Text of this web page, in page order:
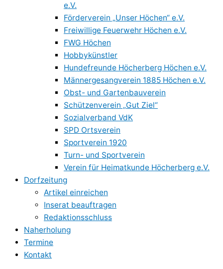
e.V.
Förderverein „Unser Höchen“ e.V.
Freiwillige Feuerwehr Höchen e.V.
FWG Höchen
Hobbykünstler
Hundefreunde Höcherberg Höchen e.V.
Männergesangverein 1885 Höchen e.V.
Obst- und Gartenbauverein
Schützenverein „Gut Ziel“
Sozialverband VdK
SPD Ortsverein
Sportverein 1920
Turn- und Sportverein
Verein für Heimatkunde Höcherberg e.V.
Dorfzeitung
Artikel einreichen
Inserat beauftragen
Redaktionsschluss
Naherholung
Termine
Kontakt